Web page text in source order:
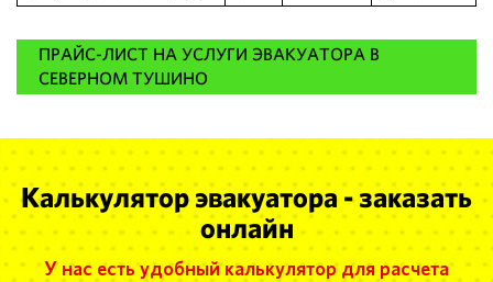
ПРАЙС-ЛИСТ НА УСЛУГИ ЭВАКУАТОРА В
СЕВЕРНОМ ТУШИНО
Калькулятор эвакуатора - заказать
онлайн
У нас есть удобный калькулятор для расчета